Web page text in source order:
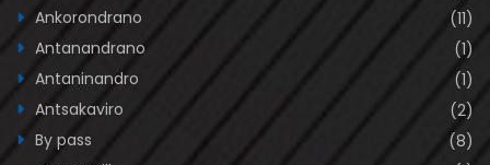
Ankorondrano
(11)
Antanandrano
(1)
Antaninandro
(1)
Antsakaviro
(2)
By pass
(8)